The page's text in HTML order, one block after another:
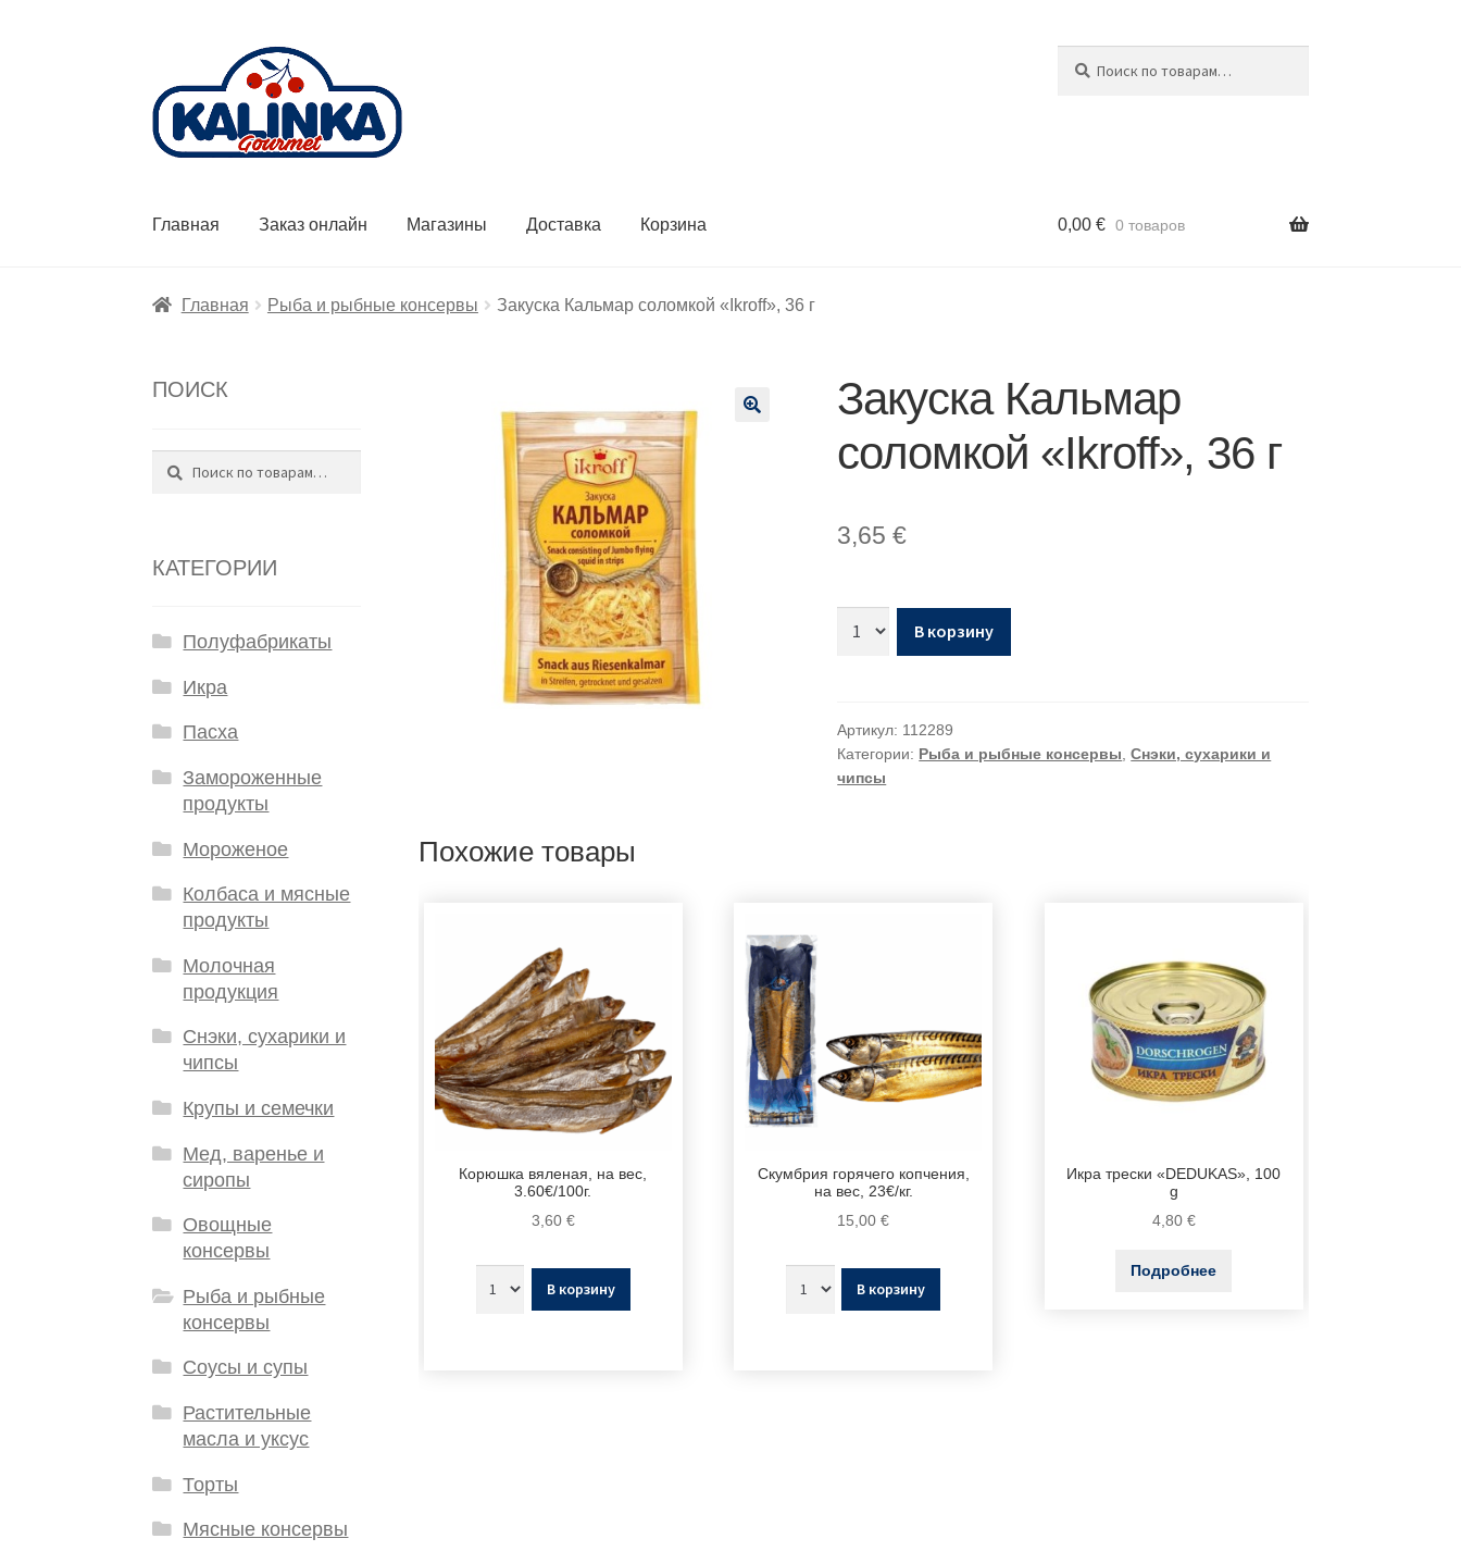
навигации
содержимому
Главная Заказ онлайн Магазины Доставка Корзина 0,00 € 0 товаров
Главная Рыба и рыбные консервы Закуска Кальмар соломкой «Ikroff», 36 г
Закуска Кальмар
соломкой «Ikroff», 36 г
3,65€
В корзину
Артикул: 112289
Категории: Рыба и рыбные консервы ,Снэки, сухарики и
чипсы
Похожие товары
Корюшка вяленая, на вес,
3.60€/100г.
3,60 €
В корзину
Скумбрия горячего копчения,
на вес, 23€/кг.
15,00€
В корзину
Икра трески «DEDUKAS», 100
g
4,80 €
Подробнее
ПОИСК
Искать:
Поиск
КАТЕГОРИИ
Полуфабрикаты
Икра
Пасха
Замороженные
продукты
Мороженое
Колбаса и мясные
продукты
Молочная
продукция
Снэки, сухарики и
чипсы
Крупы и семечки
Мед, варенье и
сиропы
Овощные
консервы
Рыба и рыбные
консервы
Соусы и супы
Растительные
масла и уксус
Торты
Мясные консервы